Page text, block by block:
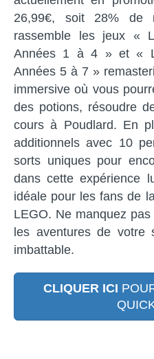
26,99€, soit 28% de
rassemble les jeux «
Années 1 à 4 » et «
Années 5 à 7 »
immersive où vous
des potions, résoudre
cours à Poudlard. En
additionnels avec 10
sorts uniques pour
dans cette expérience
idéale pour les fans de
LEGO. Ne manquez
les aventures de
imbattable.
CLIQUER ICI